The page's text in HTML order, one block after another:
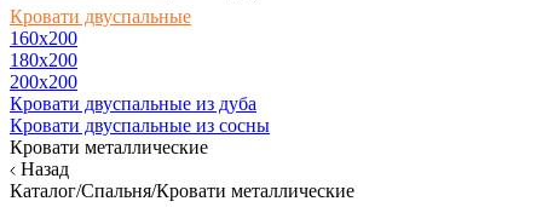
Кровати двуспальные
160х200
180x200
200x200
Кровати двуспальные из дуба
Кровати двуспальные из сосны
Кровати металлические
Назад
Каталог/Спальня/Кровати металлические